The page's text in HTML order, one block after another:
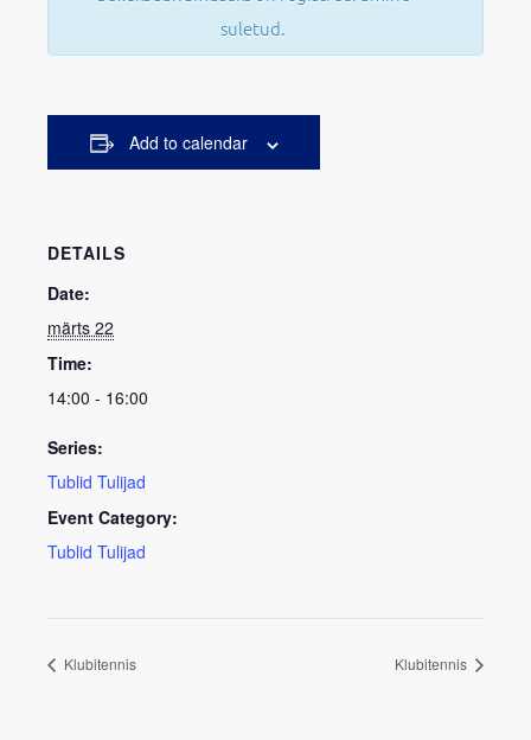
suletud.
Add to calendar
DETAILS
Date:
märts 22
Time:
14:00 - 16:00
Series:
Tublid Tulijad
Event Category:
Tublid Tulijad
Klubitennis Klubitennis